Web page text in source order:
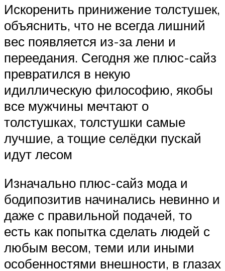
Искоренить принижение толстушек,
объяснить, что не всегда лишний
вес появляется из-за лени и
переедания. Сегодня же плюс-сайз
превратился в некую
идиллическую философию, якобы
все мужчины мечтают о
толстушках, толстушки самые
лучшие, а тощие селёдки пускай
идут лесом
Изначально плюс-сайз мода и
бодипозитив начинались невинно и
даже с правильной подачей, то
есть как попытка сделать людей с
любым весом, теми или иными
особенностями внешности, в глазах